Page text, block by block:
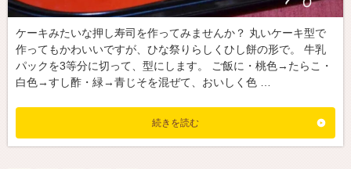
ケーキみたいな押し寿司を作ってみませんか？ 丸いケーキ型で
作ってもかわいいですが、ひな祭りらしくひし餅の形で。 牛乳
パックを3等分に切って、型にします。 ご飯に・桃色→たらこ・
白色→すし酢・緑→青じそを混ぜて、おいしく色 …
続きを読む